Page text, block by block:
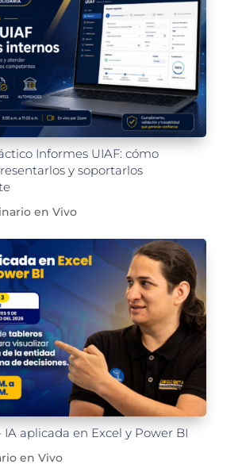
Informes UIAF: cómo
y soportarlos
en Vivo
IA aplicada en Excel y Power BI
en Vivo